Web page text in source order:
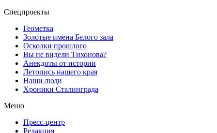
Спецпроекты
Геометка
Золотые имена Белого зала
Осколки прошлого
Вы не видели Тихонова?
Анекдоты от истории
Летопись нашего края
Наши люди
Хроники Сталинграда
Меню
Пресс-центр
Редакция